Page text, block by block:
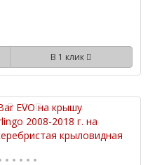
В 1 клик